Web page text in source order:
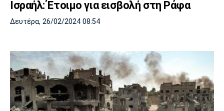
Ισραήλ: Έτοιμο για εισβολή στη Ράφα
Δευτέρα, 26/02/2024 08:54